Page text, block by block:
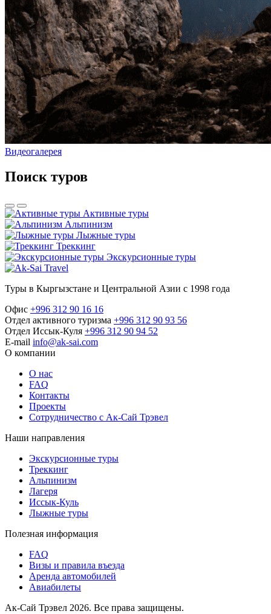
Видеогалерея
Поиск туров
Активные туры
Альпинизм
Лыжные туры
Треккинг
Экскурсионные туры
Туры в Кыргызстане и Центральной Азии с 1998 года
Офис +996 312 90 16 16
Отдел активного туризма +996 312 90 93 56
Отдел Иссык-Куля +996 312 90 94 52
E-mail info@ak-sai.com
О компании
О нас
FAQ
Контакты
Проекты
Сотрудничество с Ак-Сай Трэвел
Наши направления
Экскурсионные туры
Треккинг
Альпинизм
Лагеря
Иссык-Куль
Лыжные туры
Полезная информация
FAQ
Визы и правила въезда
Аренда автомобилей
Авиабилеты
Ак-Сай Трэвел 2026. Все права защищены.